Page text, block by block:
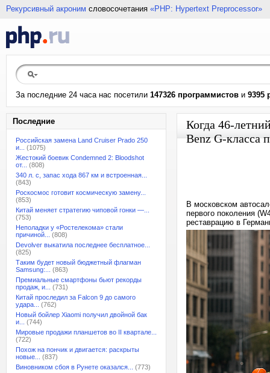
Рекурсивный акроним словосочетания «PHP: Hypertext Preprocessor»
За последние 24 часа нас посетили 147326 программистов и 9395
Последние
Российская замена Land Cruiser Prado 250
и...
(1075)
Жестокий боевик Condemned 2: Bloodshot
от...
(808)
340 л. с, запас хода 867 км и встроенная...
(843)
Роскосмос готовит космическую замену...
(853)
Китай меняет стратегию чиповой гонки —...
(753)
Неполадки у «Ростелекома» стали
причиной...
(808)
Devolver выкатила последнее бесплатное...
(825)
Таким будет новый бюджетный флагман
Samsung:...
(863)
Премиальные смартфоны бьют рекорды
продаж, и...
(731)
Китай проследил за Falcon 9 до самого
удара...
(762)
Новый бойлер Xiaomi получил двойной бак
и...
(744)
Мировые продажи планшетов во II квартале...
(722)
Похож на пончик и двигается: раскрыты
новые...
(837)
Виновником сбоя в Рунете оказался...
(773)
Когда 46-
Benz G-класса
В московском
первого поколения
реставрацию в